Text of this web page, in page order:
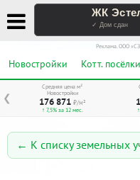
ЖК
✓ Дом сдан
Реклама. ООО
Новостройки Котт. посёлки
❮
Средняя цена м²
Новостройки
176 871 ₽/м²
↑ 7,5% за 12 мес.
← К списку земельных